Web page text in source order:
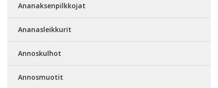
Ananaksenpilkkojat
Ananasleikkurit
Annoskulhot
Annosmuotit